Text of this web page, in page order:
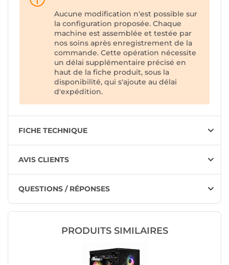
Aucune modification n'est possible sur
la configuration proposée. Chaque
machine est assemblée et testée par
nos soins après enregistrement de la
commande. Cette opération nécessite
un délai supplémentaire précisé en
haut de la fiche produit, sous la
disponibilité, qui s'ajoute au délai
d'expédition.
FICHE TECHNIQUE
AVIS CLIENTS
QUESTIONS / RÉPONSES
PRODUITS SIMILAIRES